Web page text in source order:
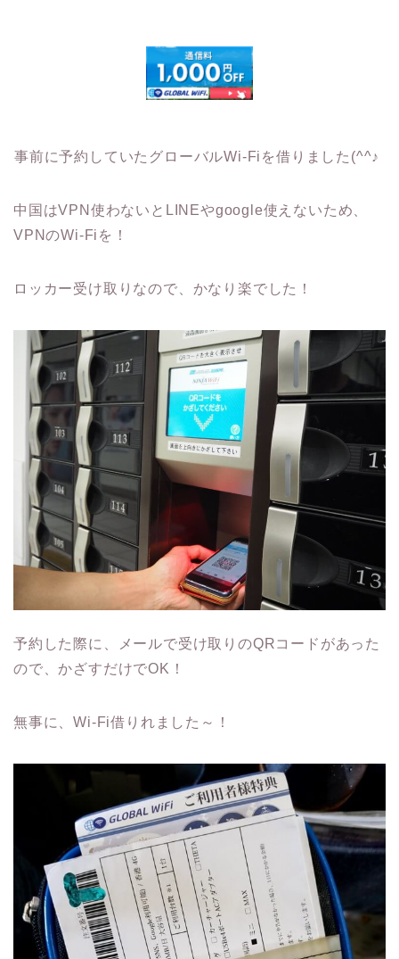
事前に予約していたグローバルWi-Fiを借りました(^^♪
中国はVPN使わないとLINEやgoogle使えないため、
VPNのWi-Fiを！
ロッカー受け取りなので、かなり楽でした！
予約した際に、メールで受け取りのQRコードがあった
ので、かざすだけでOK！
無事に、Wi-Fi借りれました～！